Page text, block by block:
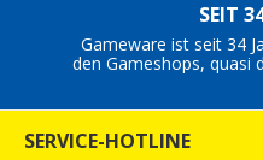
SEIT
Gameware ist seit 34
den Gameshops, quasi
SERVICE-HOTLINE